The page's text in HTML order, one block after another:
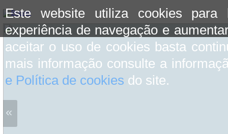
Este website utiliza cookies para
experiência de navegação e
aceitar o uso de cookies basta
mais informação consulte a
e Política de cookies do site.
«